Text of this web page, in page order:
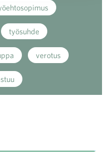
työsuhde
verotus